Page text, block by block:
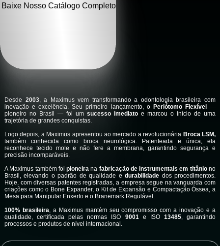
Baixe Nosso Catálogo Completo
Desde 2003, a Maximus vem transformando a odontologia brasileira com
inovação e excelência. Seu primeiro lançamento, o Periótomo Flexível—
pioneiro no Brasil — foi um sucesso imediato e marcou o início de uma
trajetória de grandes conquistas.
Logo depois, a Maximus apresentou ao mercado a revolucionária Broca LSM,
também conhecida como broca neurológica. Patenteada e única, ela
reconhece tecido mole e não fere a membrana, garantindo segurança e
precisão incomparáveis.
A Maximus também foipioneira na fabricação de instrumentais em titâniono
Brasil, elevando o padrão de qualidade edurabilidade dos procedimentos.
Hoje, com diversas patentes registradas, a empresa segue na vanguarda com
criações como o Bone Expander, o Kit de Expansão e Compactação Óssea, a
Mesa para Manipular Enxerto e o Branemark Regulável.
100% brasileira, a Maximus mantém seu compromisso com a inovação e a
qualidade, certificada pelas normas ISO 9001e ISO 13485, garantindo
processos e produtos de nível internacional.